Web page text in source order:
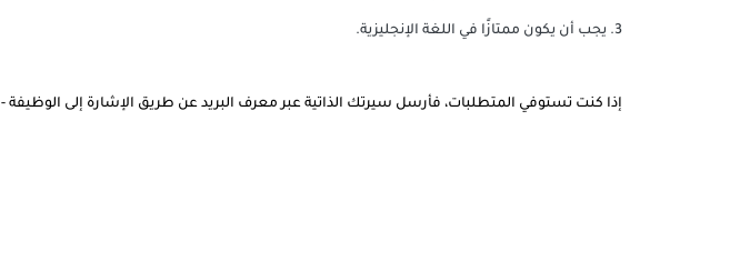
3. يجب أن يكون ممتازًا في اللغة الإنجليزية.
إذا كنت تستوفي المتطلبات، فأرسل سيرتك الذاتية عبر معرف البريد عن طريق الإشارة إلى الوظيفة - salamalaikalocal@gmail.com